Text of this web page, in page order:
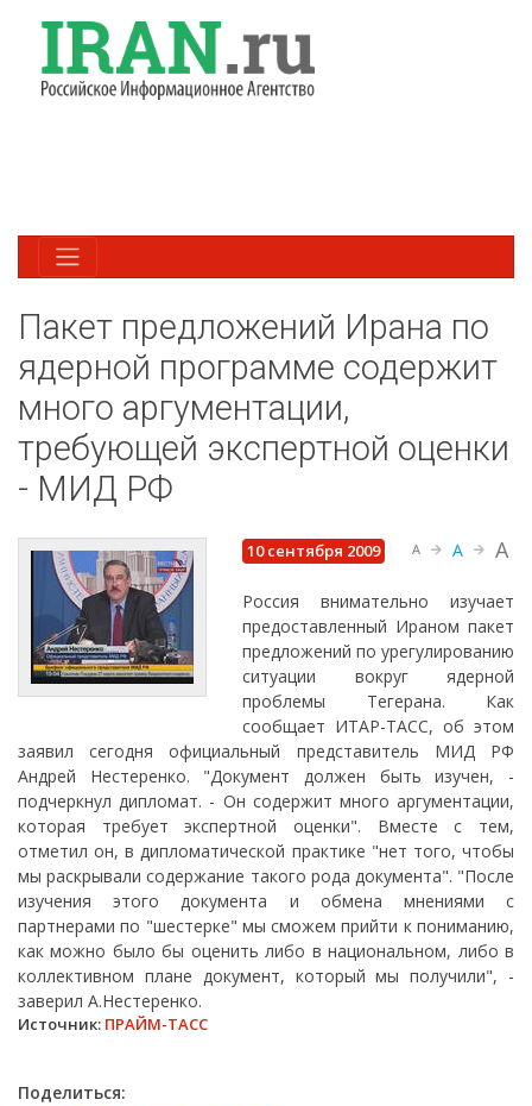
Пакет предложений Ирана по
ядерной программе содержит
много аргументации,
требующей экспертной оценки
- МИД РФ
10 сентября 2009 A A A
Россия внимательно изучает
предоставленный Ираном пакет
предложений по урегулированию
ситуации вокруг ядерной
проблемы Тегерана. Как
сообщает ИТАР-ТАСС, об этом
заявил сегодня официальный представитель МИД РФ
Андрей Нестеренко. "Документ должен быть изучен, -
подчеркнул дипломат. - Он содержит много аргументации,
которая требует экспертной оценки". Вместе с тем,
отметил он, в дипломатической практике "нет того, чтобы
мы раскрывали содержание такого рода документа". "После
изучения этого документа и обмена мнениями с
партнерами по "шестерке" мы сможем прийти к пониманию,
как можно было бы оценить либо в национальном, либо в
коллективном плане документ, который мы получили", -
заверил А.Нестеренко.
Источник: ПРАЙМ-ТАСС
Поделиться: